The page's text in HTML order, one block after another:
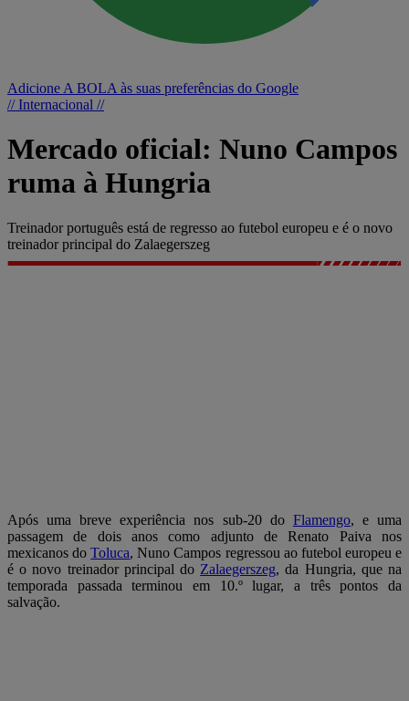
Adicione A BOLA às suas preferências do Google
// Internacional //
Mercado oficial: Nuno Campos
ruma à Hungria
Treinador português está de regresso ao futebol europeu e é o novo
treinador principal do Zalaegerszeg
Após uma breve experiência nos sub-20 do Flamengo, e uma
passagem de dois anos como adjunto de Renato Paiva nos
mexicanos doToluca, Nuno Campos regressou ao futebol europeu e
é o novo treinador principal do Zalaegerszeg, da Hungria, que na
temporada passada terminou em 10.º lugar, a três pontos da
salvação.